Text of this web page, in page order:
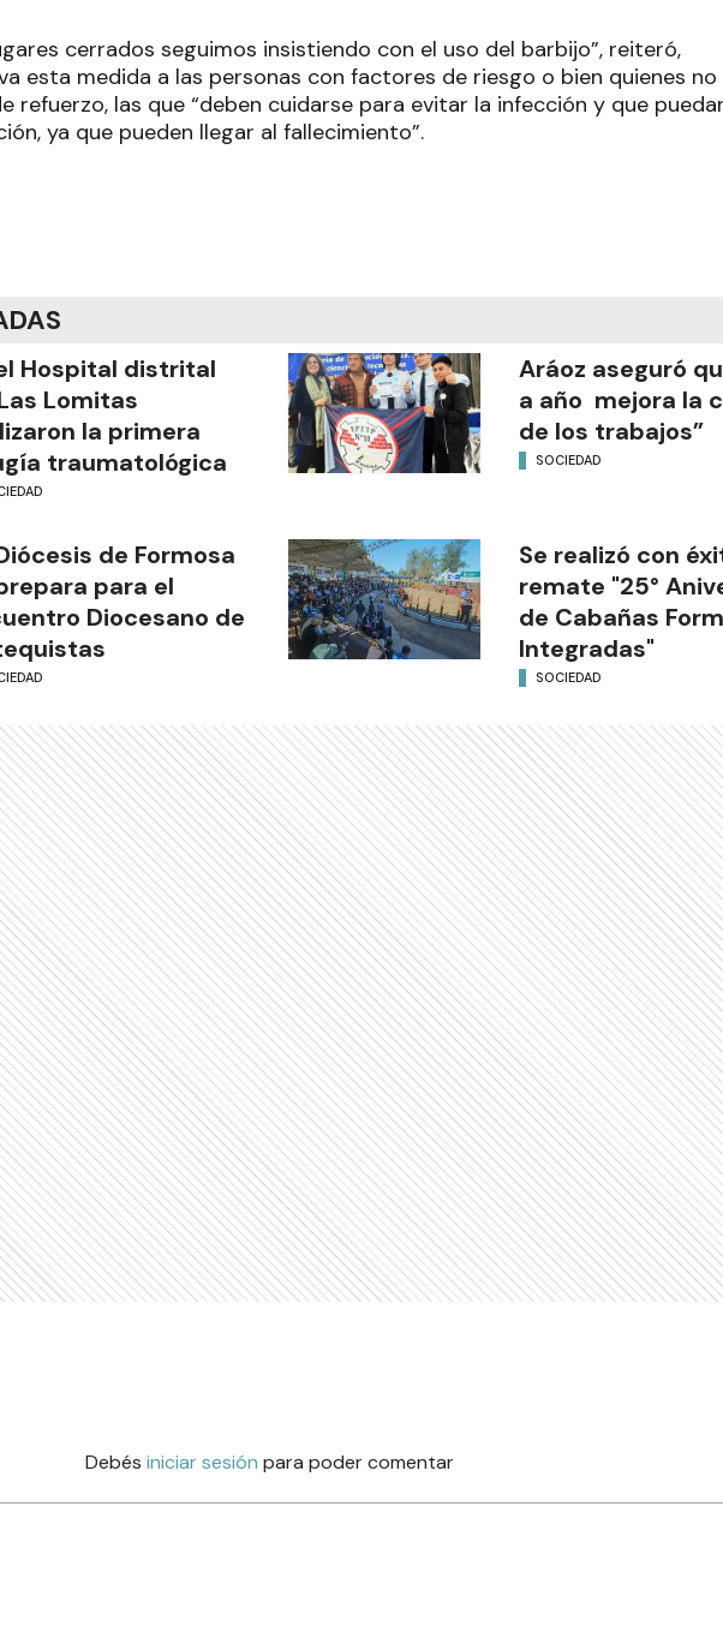
cerrados seguimos insistiendo con el uso del barbijo”, reiteró,
esta medida a las personas con factores de riesgo o bien quienes no
refuerzo, las que “deben cuidarse para evitar la infección y que
ya que pueden llegar al fallecimiento”.
Hospital distrital
Lomitas
la primera
traumatológica
Aráoz aseguró
a año mejora la
de los trabajos”
SOCIEDAD
de Formosa
para el
Diocesano de
Se realizó con
remate "25°
de Cabañas
Integradas"
SOCIEDAD
Debés iniciar sesión para poder comentar